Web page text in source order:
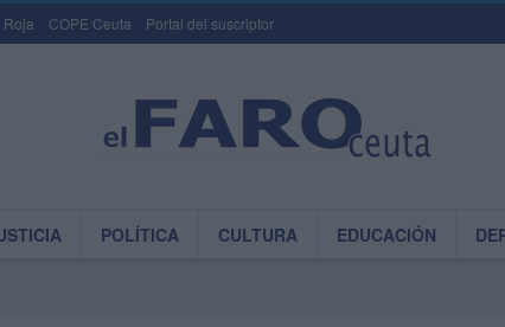
Roja COPE Ceuta Portal del suscriptor
POLÍTICA CULTURA EDUCACIÓN